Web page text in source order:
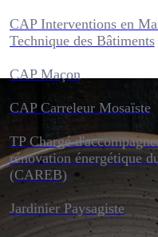
CAP Interventions en
Technique des Bâtiments
CAP Maçon
CAP Carreleur Mosaïste
TP Chargé
rénovation énergétique
(CAREB)
Jardinier Paysagiste